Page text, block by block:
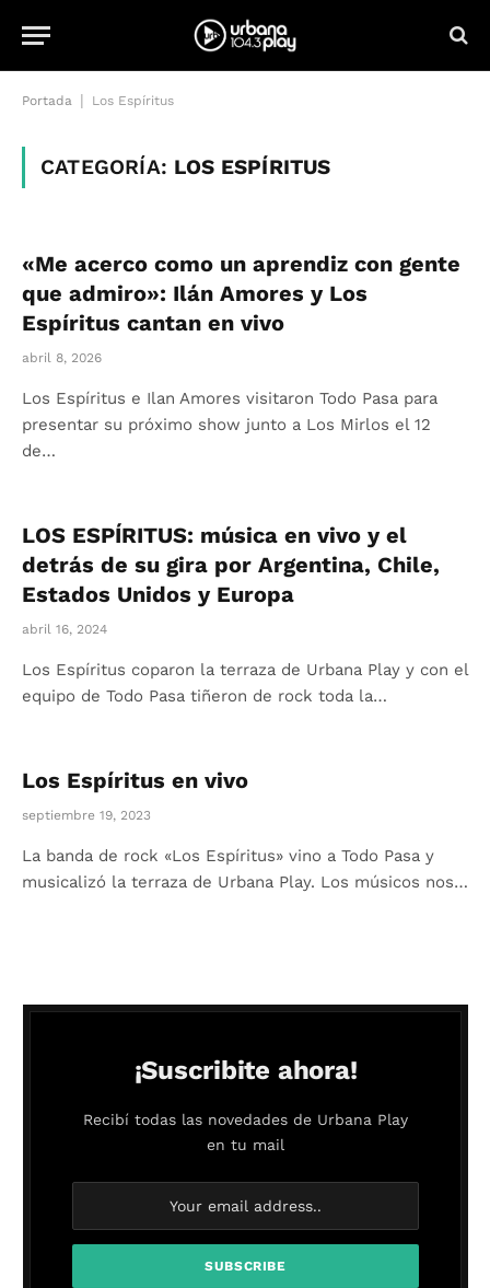
Portada Los Espíritus
CATEGORÍA: LOS ESPÍRITUS
«Me acerco como un aprendiz con gente
que admiro»: Ilán Amores y Los
Espíritus cantan en vivo
abril 8, 2026
Los Espíritus e Ilan Amores visitaron Todo Pasa para
presentar su próximo show junto a Los Mirlos el 12
de…
LOS ESPÍRITUS: música en vivo y el
detrás de su gira por Argentina, Chile,
Estados Unidos y Europa
abril 16, 2024
Los Espíritus coparon la terraza de Urbana Play y con el
equipo de Todo Pasa tiñeron de rock toda la…
Los Espíritus en vivo
septiembre 19, 2023
La banda de rock «Los Espíritus» vino a Todo Pasa y
musicalizó la terraza de Urbana Play. Los músicos nos…
¡Suscribite ahora!
Recibí todas las novedades de Urbana Play
en tu mail